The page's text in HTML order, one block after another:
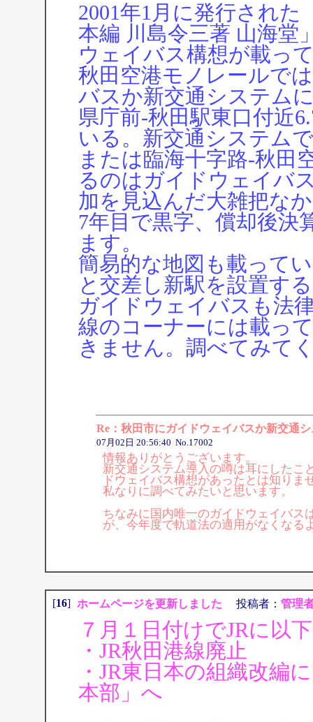
2001年1月に発行され
本編 川島令三著 山海堂
ウェイバス構想が載っ
秋田空港モノレールで
バスか新交通システム
県庁前-秋田駅東口付近
いる。新交通システム
または臨海十字路-秋田
るのはガイドウェイバ
加を見込んだ大雑把な
7年目で黒字、償却後決
ます。
簡易的な地図も載って
と交差し新駅を設置す
ガイドウェイバスも法
線のコーナーには載っ
きません。調べてみて
Re：秋田市にガイドウェイバスか新交通
07月02日 20:56:40 No.17002
情報ありがとうございます。
新交通システム導入の噂は耳にしたこ
ドウェイバス構想があったとは知りま
私なりに調べてみたいと思います。
ちなみに国内唯一のガイドウェイバス
が、今年度で軌道法の適用がなくなる
[16] ホームページを更新しました 投稿者： 管理
７月１日付けでJRに以
・JR秋田港線廃止
・JR東日本の組織改編
本部」へ